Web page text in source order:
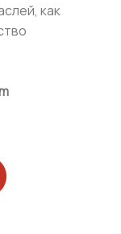
как